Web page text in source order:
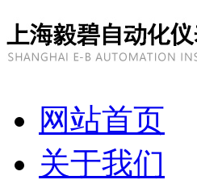
网站首页
关于我们